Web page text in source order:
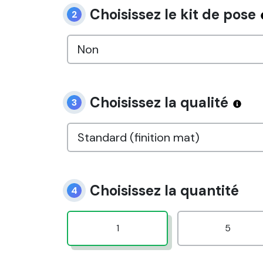
2 Choisissez le kit de pose
3 Choisissez la qualité
4 Choisissez la quantité
1 5